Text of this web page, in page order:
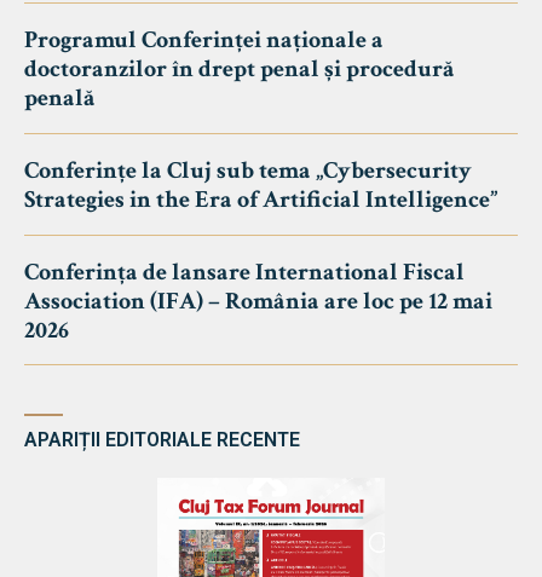
Programul Conferinței naționale a
doctoranzilor în drept penal și procedură
penală
Conferințe la Cluj sub tema „Cybersecurity
Strategies in the Era of Artificial Intelligence”
Conferința de lansare International Fiscal
Association (IFA) – România are loc pe 12 mai
2026
APARIȚII EDITORIALE RECENTE